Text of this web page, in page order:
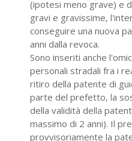
(ipotesi meno grave) e
gravi e gravissime,
conseguire una nuova
anni dalla revoca.
Sono inseriti anche
personali stradali fra i
ritiro della patente di
parte del prefetto, la
della validità della
massimo di 2 anni). Il
provvisoriamente la